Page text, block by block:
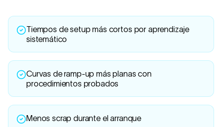
Tiempos de setup más cortos por aprendizaje
sistemático
Curvas de ramp-up más planas con
procedimientos probados
Menos scrap durante el arranque